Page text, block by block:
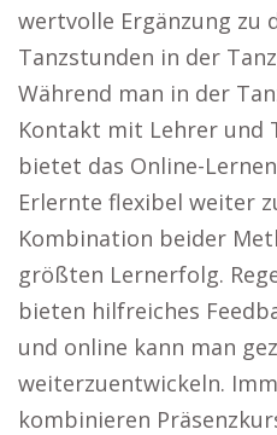
wertvolle Ergänzung zu
Tanzstunden in der
Während man in der
Kontakt mit Lehrer
bietet das Online-
Erlernte flexibel weiter
Kombination beider
größten Lernerfolg.
bieten hilfreiches
und online kann man
weiterzuentwickeln.
kombinieren